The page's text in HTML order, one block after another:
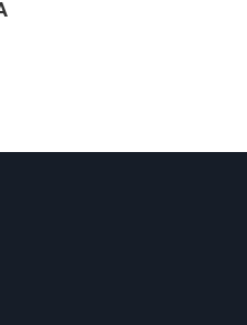
đầy đủ chi tiết, rất chuẩn